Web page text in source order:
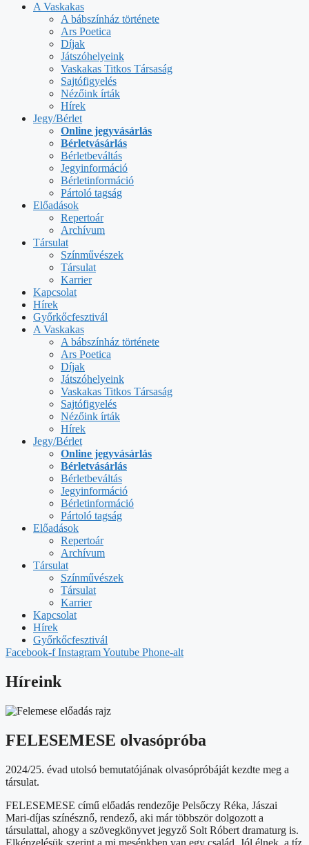
A Vaskakas
A bábszínház története
Ars Poetica
Díjak
Játszóhelyeink
Vaskakas Titkos Társaság
Sajtófigyelés
Nézőink írták
Hírek
Jegy/Bérlet
Online jegyvásárlás
Bérletvásárlás
Bérletbeváltás
Jegyinformáció
Bérletinformáció
Pártoló tagság
Előadások
Repertoár
Archívum
Társulat
Színművészek
Társulat
Karrier
Kapcsolat
Hírek
Győrkőcfesztivál
A Vaskakas
A bábszínház története
Ars Poetica
Díjak
Játszóhelyeink
Vaskakas Titkos Társaság
Sajtófigyelés
Nézőink írták
Hírek
Jegy/Bérlet
Online jegyvásárlás
Bérletvásárlás
Bérletbeváltás
Jegyinformáció
Bérletinformáció
Pártoló tagság
Előadások
Repertoár
Archívum
Társulat
Színművészek
Társulat
Karrier
Kapcsolat
Hírek
Győrkőcfesztivál
Facebook-f InstagramYoutube Phone-alt
Híreink
FELESEMESE olvasópróba
2024/25. évad utolsó bemutatójának olvasópróbáját kezdte meg a
társulat.
FELESEMESE című előadás rendezője Pelsőczy Réka, Jászai
Mari-díjas színésznő, rendező, aki már többször dolgozott a
társulattal, ahogy a szövegkönyvet jegyző Solt Róbert dramaturg is.
Elképzelésük szerint a mi mesénkben van egy család. Jól élnek, a tíz